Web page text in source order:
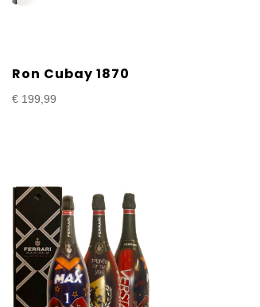
Ron Cubay 1870
€199,99